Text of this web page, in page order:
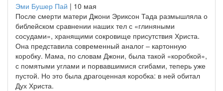
Эми Бушер Пай | 10 мая
После смерти матери Джони Эриксон Тада размышляла о
библейском сравнении наших тел с «глиняными
сосудами», хранящими сокровище присутствия Христа.
Она представила современный аналог – картонную
коробку. Мама, по словам Джони, была такой «коробкой»,
с помятыми углами и порвавшимися сгибами, теперь уже
пустой. Но это была драгоценная коробка: в ней обитал
Дух Христа.